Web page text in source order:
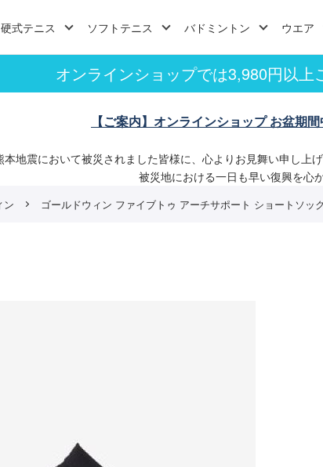
硬式テニス ソフトテニス バドミントン ウエア
オンラインショップでは3,980円以上
【ご案内】オンラインショップ お盆期
地震において被災されました皆様に、心よりお見舞い申し上
被災地における一日も早い復興を心
ン ゴールドウィン ファイブトゥ アーチサポート ショートソ